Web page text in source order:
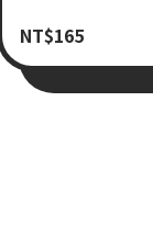
NT$165